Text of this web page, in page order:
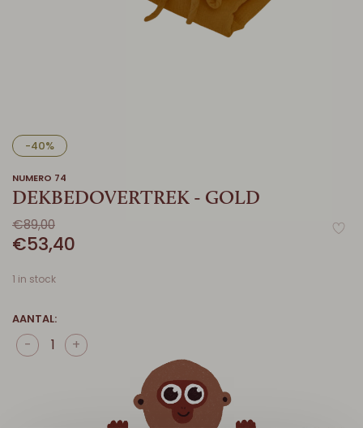
-40%
NUMERO 74
DEKBEDOVERTREK - GOLD
€89,00
€53,40
1 in stock
AANTAL:
+
-